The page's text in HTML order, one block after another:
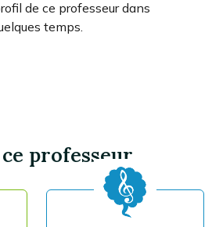
de ce professeur dans
temps.
professeur